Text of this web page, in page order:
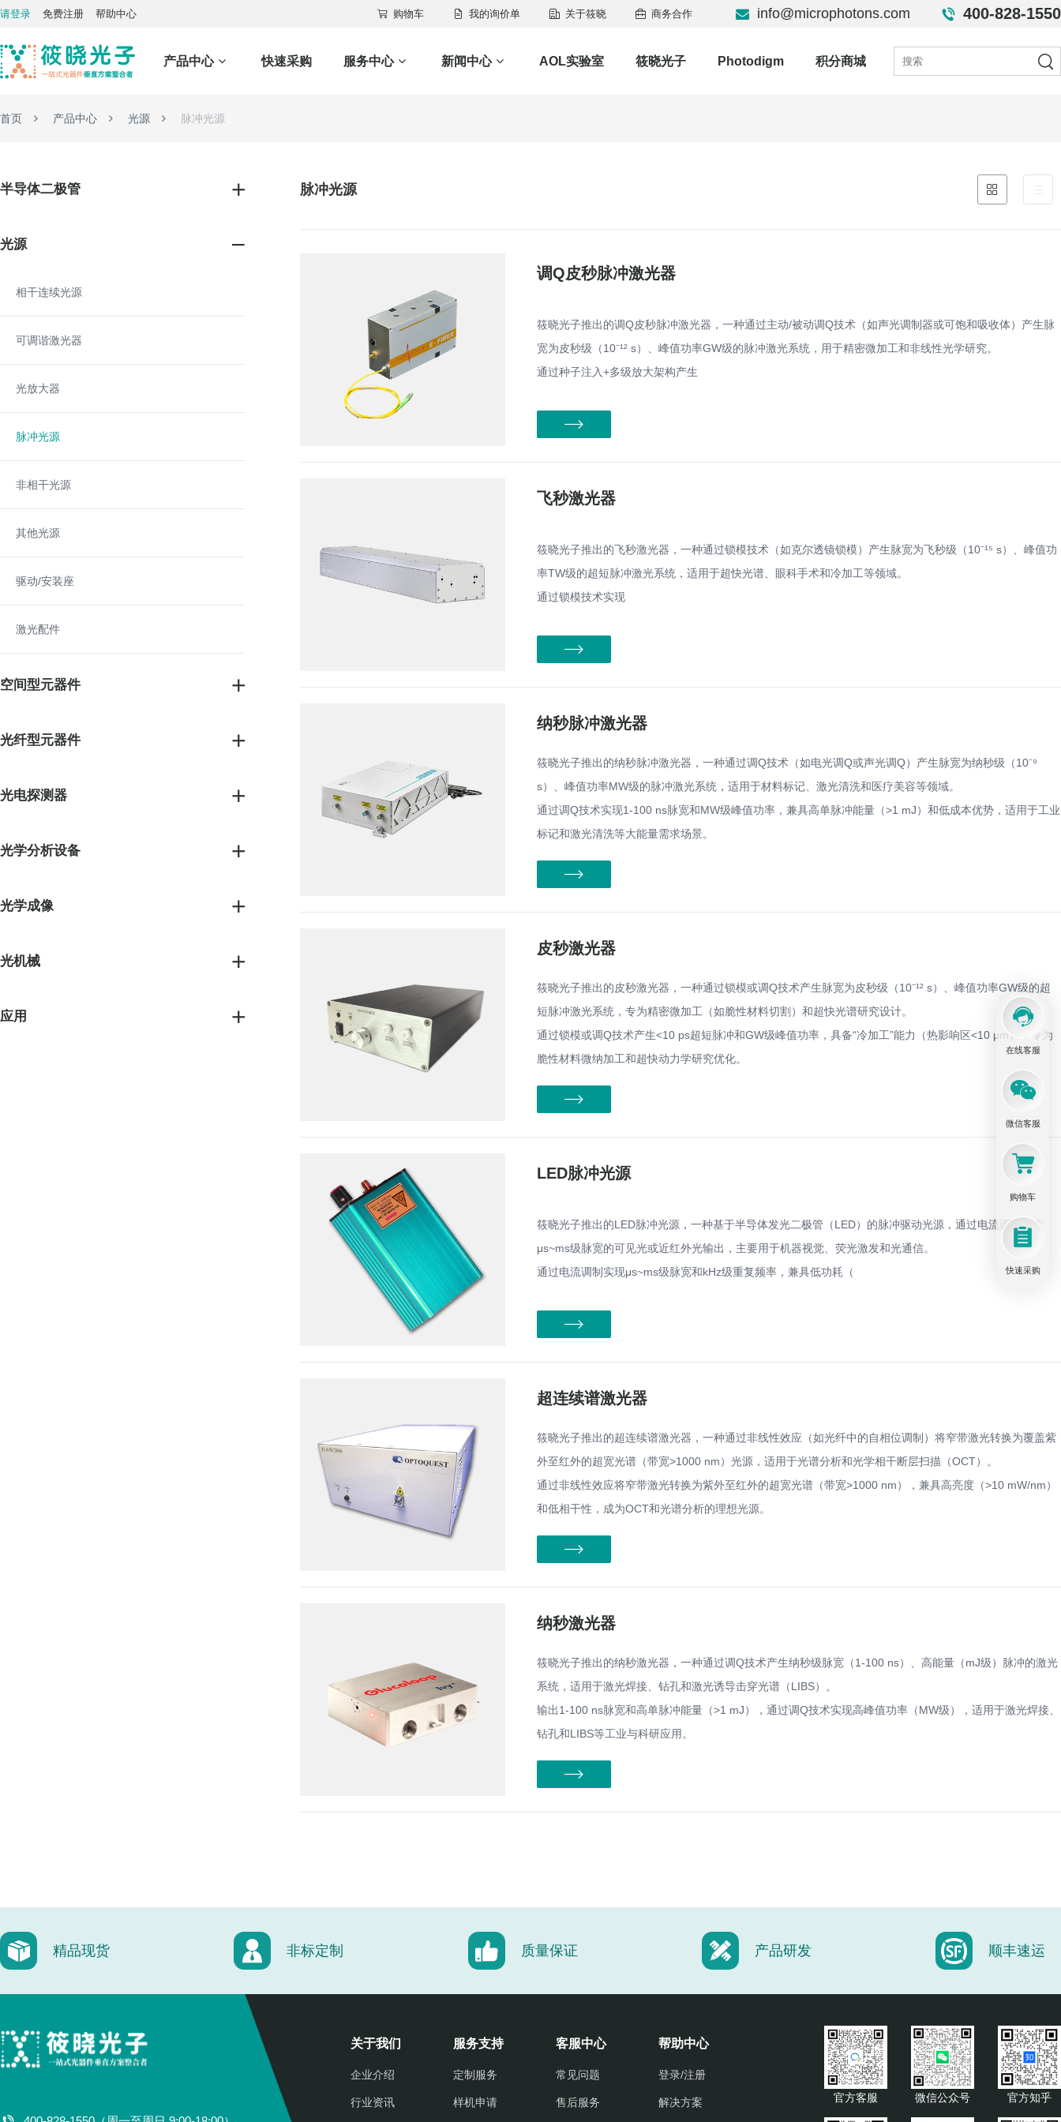
请登录 免费注册 帮助中心 购物车 我的询价单 关于筱晓 商务合作 info@microphotons.com 400-828-1550
产品中心 快速采购 服务中心 新闻中心 AOL实验室 筱晓光子 Photodigm 积分商城
在线客服
微信客服
购物车
快速采购
首页 产品中心 光源 脉冲光源
半导体二极管
光源
相干连续光源
可调谐激光器
光放大器
脉冲光源
非相干光源
其他光源
驱动/安装座
激光配件
空间型元器件
光纤型元器件
光电探测器
光学分析设备
光学成像
光机械
应用
脉冲光源
调Q皮秒脉冲激光器
筱晓光子推出的调Q皮秒脉冲激光器，一种通过主动/被动调Q技术（如声光调制器或可饱和吸收体）产生脉
宽为皮秒级（10⁻¹² s）、峰值功率GW级的脉冲激光系统，用于精密微加工和非线性光学研究。
通过种子注入+多级放大架构产生
飞秒激光器
筱晓光子推出的飞秒激光器，一种通过锁模技术（如克尔透镜锁模）产生脉宽为飞秒级（10⁻¹⁵ s）、峰值功
率TW级的超短脉冲激光系统，适用于超快光谱、眼科手术和冷加工等领域。
通过锁模技术实现
纳秒脉冲激光器
筱晓光子推出的纳秒脉冲激光器，一种通过调Q技术（如电光调Q或声光调Q）产生脉宽为纳秒级（10⁻⁹
s）、峰值功率MW级的脉冲激光系统，适用于材料标记、激光清洗和医疗美容等领域。
通过调Q技术实现1-100 ns脉宽和MW级峰值功率，兼具高单脉冲能量（>1 mJ）和低成本优势，适用于工业
标记和激光清洗等大能量需求场景。
皮秒激光器
筱晓光子推出的皮秒激光器，一种通过锁模或调Q技术产生脉宽为皮秒级（10⁻¹² s）、峰值功率GW级的超
短脉冲激光系统，专为精密微加工（如脆性材料切割）和超快光谱研究设计。
通过锁模或调Q技术产生<10 ps超短脉冲和GW级峰值功率，具备“冷加工”能力（热影响区<10 μm），专为
脆性材料微纳加工和超快动力学研究优化。
LED脉冲光源
筱晓光子推出的LED脉冲光源，一种基于半导体发光二极管（LED）的脉冲驱动光源，通过电流调制产生
μs~ms级脉宽的可见光或近红外光输出，主要用于机器视觉、荧光激发和光通信。
通过电流调制实现μs~ms级脉宽和kHz级重复频率，兼具低功耗（
超连续谱激光器
筱晓光子推出的超连续谱激光器，一种通过非线性效应（如光纤中的自相位调制）将窄带激光转换为覆盖紫
外至红外的超宽光谱（带宽>1000 nm）光源，适用于光谱分析和光学相干断层扫描（OCT）。
通过非线性效应将窄带激光转换为紫外至红外的超宽光谱（带宽>1000 nm），兼具高亮度（>10 mW/nm）
和低相干性，成为OCT和光谱分析的理想光源。
纳秒激光器
筱晓光子推出的纳秒激光器，一种通过调Q技术产生纳秒级脉宽（1-100 ns）、高能量（mJ级）脉冲的激光
系统，适用于激光焊接、钻孔和激光诱导击穿光谱（LIBS）。
输出1-100 ns脉宽和高单脉冲能量（>1 mJ），通过调Q技术实现高峰值功率（MW级），适用于激光焊接、
钻孔和LIBS等工业与科研应用。
精品现货 非标定制 质量保证 产品研发 顺丰速运
关于我们
企业介绍
行业资讯
服务支持
定制服务
样机申请
客服中心
常见问题
售后服务
帮助中心
登录/注册
解决方案 官方客服 微信公众号 官方知乎